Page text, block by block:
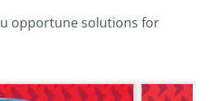
opportune solutions for